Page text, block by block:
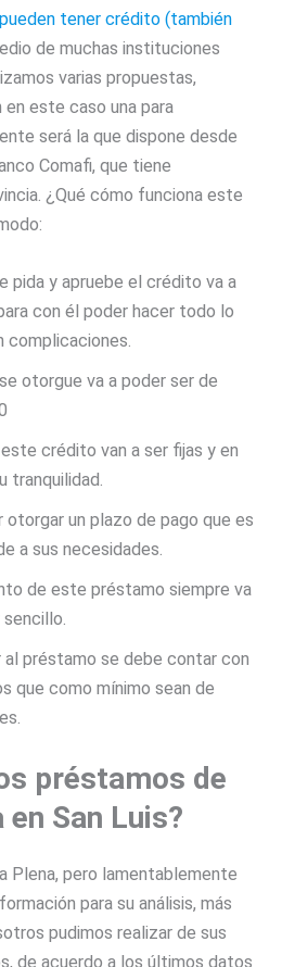
pueden tener crédito (también
de muchas instituciones
varias propuestas,
este caso una para
será la que dispone desde
Comafi, que tiene
¿Qué cómo funciona este
pida y apruebe el crédito va a
con él poder hacer todo lo
complicaciones.
otorgue va a poder ser de
crédito van a ser fijas y en
tranquilidad.
otorgar un plazo de pago que es
a sus necesidades.
de este préstamo siempre va
sencillo.
al préstamo se debe contar con
que como mínimo sean de
préstamos de
San Luis?
Plena, pero lamentablemente
para su análisis, más
pudimos realizar de sus
de acuerdo a los últimos datos